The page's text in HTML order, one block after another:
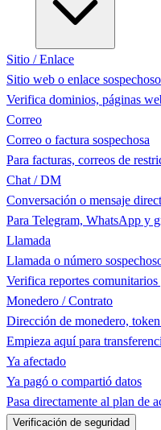
Sitio / Enlace
Sitio web o enlace sospechoso
Verifica dominios, páginas
Correo
Correo o factura sospechosa
Para facturas, correos de
Chat / DM
Conversación o mensaje
Para Telegram, WhatsApp y
Llamada
Llamada o número
Verifica reportes
Monedero / Contrato
Dirección de monedero,
Empieza aquí para
Ya afectado
Ya pagó o compartió datos
Pasa directamente al plan de
Verificación de seguridad